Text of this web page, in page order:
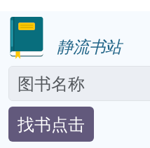
静流书站
找书点击